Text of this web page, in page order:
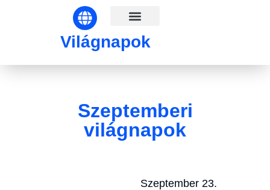
Világnapok
Szeptemberi
világnapok
Szeptember 23.